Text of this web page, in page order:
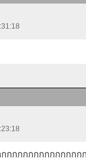
กกกกกกกกกกกกกก